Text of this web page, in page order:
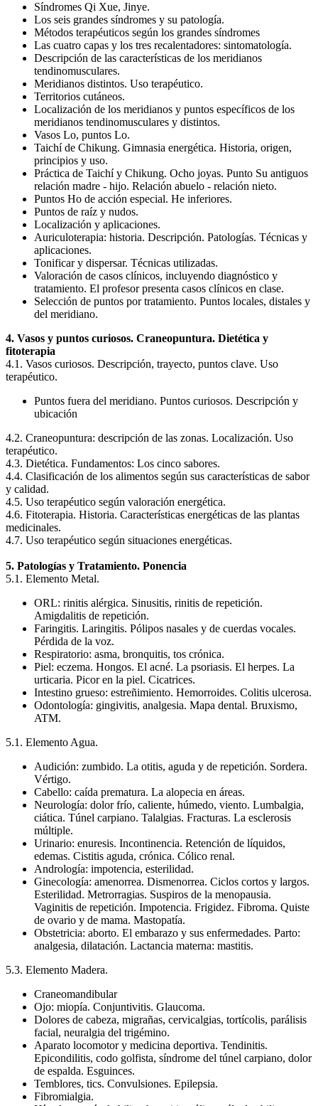
Síndromes Qi Xue, Jinye.
Los seis grandes síndromes y su patología.
Métodos terapéuticos según los grandes síndromes
Las cuatro capas y los tres recalentadores: sintomatología.
Descripción de las características de los meridianos
tendinomusculares.
Meridianos distintos. Uso terapéutico.
Territorios cutáneos.
Localización de los meridianos y puntos específicos de los
meridianos tendinomusculares y distintos.
Vasos Lo, puntos Lo.
Taichí de Chikung. Gimnasia energética. Historia, origen,
principios y uso.
Práctica de Taichí y Chikung. Ocho joyas. Punto Su antiguos
relación madre - hijo. Relación abuelo - relación nieto.
Puntos Ho de acción especial. He inferiores.
Puntos de raíz y nudos.
Localización y aplicaciones.
Auriculoterapia: historia. Descripción. Patologías. Técnicas y
aplicaciones.
Tonificar y dispersar. Técnicas utilizadas.
Valoración de casos clínicos, incluyendo diagnóstico y
tratamiento. El profesor presenta casos clínicos en clase.
Selección de puntos por tratamiento. Puntos locales, distales y
del meridiano.
4. Vasos y puntos curiosos. Craneopuntura. Dietética y
fitoterapia
4.1. Vasos curiosos. Descripción, trayecto, puntos clave. Uso
terapéutico.
Puntos fuera del meridiano. Puntos curiosos. Descripción y
ubicación
4.2. Craneopuntura: descripción de las zonas. Localización. Uso
terapéutico.
4.3. Dietética. Fundamentos: Los cinco sabores.
4.4. Clasificación de los alimentos según sus características de sabor
y calidad.
4.5. Uso terapéutico según valoración energética.
4.6. Fitoterapia. Historia. Características energéticas de las plantas
medicinales.
4.7. Uso terapéutico según situaciones energéticas.
5. Patologías y Tratamiento. Ponencia
5.1. Elemento Metal.
ORL: rinitis alérgica. Sinusitis, rinitis de repetición.
Amigdalitis de repetición.
Faringitis. Laringitis. Pólipos nasales y de cuerdas vocales.
Pérdida de la voz.
Respiratorio: asma, bronquitis, tos crónica.
Piel: eczema. Hongos. El acné. La psoriasis. El herpes. La
urticaria. Picor en la piel. Cicatrices.
Intestino grueso: estreñimiento. Hemorroides. Colitis ulcerosa.
Odontología: gingivitis, analgesia. Mapa dental. Bruxismo,
ATM.
5.1. Elemento Agua.
Audición: zumbido. La otitis, aguda y de repetición. Sordera.
Vértigo.
Cabello: caída prematura. La alopecia en áreas.
Neurología: dolor frío, caliente, húmedo, viento. Lumbalgia,
ciática. Túnel carpiano. Talalgias. Fracturas. La esclerosis
múltiple.
Urinario: enuresis. Incontinencia. Retención de líquidos,
edemas. Cistitis aguda, crónica. Cólico renal.
Andrología: impotencia, esterilidad.
Ginecología: amenorrea. Dismenorrea. Ciclos cortos y largos.
Esterilidad. Metrorragias. Suspiros de la menopausia.
Vaginitis de repetición. Impotencia. Frigidez. Fibroma. Quiste
de ovario y de mama. Mastopatía.
Obstetricia: aborto. El embarazo y sus enfermedades. Parto:
analgesia, dilatación. Lactancia materna: mastitis.
5.3. Elemento Madera.
Craneomandibular
Ojo: miopía. Conjuntivitis. Glaucoma.
Dolores de cabeza, migrañas, cervicalgias, tortícolis, parálisis
facial, neuralgia del trigémino.
Aparato locomotor y medicina deportiva. Tendinitis.
Epicondilitis, codo golfista, síndrome del túnel carpiano, dolor
de espalda. Esguinces.
Temblores, tics. Convulsiones. Epilepsia.
Fibromialgia.